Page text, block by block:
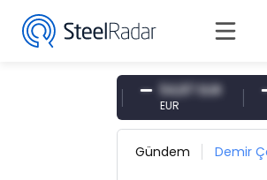
54,87 EUR
EUR
0,13
Gündem Demir